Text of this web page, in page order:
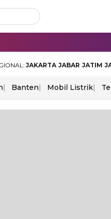
JAKARTA JABAR JATIM
Banten Mobil Listrik